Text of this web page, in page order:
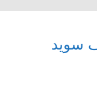
سويد